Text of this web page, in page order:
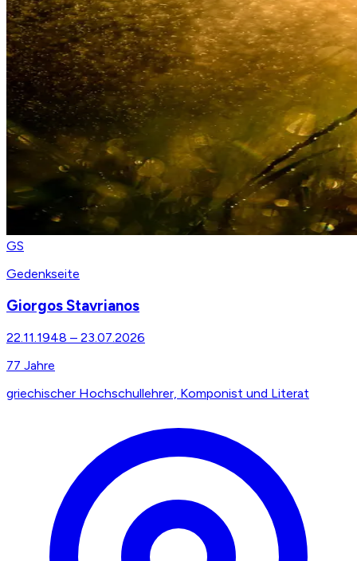
GS
Gedenkseite
Giorgos Stavrianos
22.11.1948 – 23.07.2026
77 Jahre
griechischer Hochschullehrer, Komponist und Literat